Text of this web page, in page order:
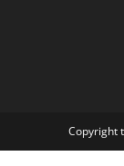
Copyright